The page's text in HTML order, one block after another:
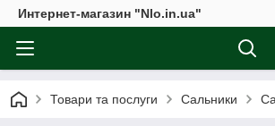
Интернет-магазин "Nlo.in.ua"
Товари та послуги Сальники